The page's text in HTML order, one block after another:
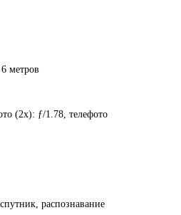
метров
(2x): ƒ/1.78, телефото
распознавание